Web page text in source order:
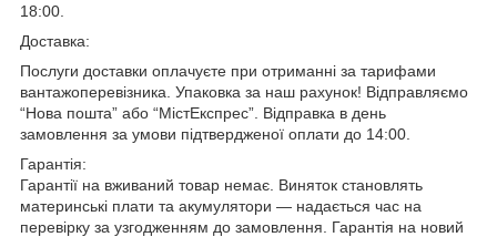
18:00.
Доставка:
Послуги доставки оплачуєте при отриманні за тарифами
вантажоперевізника. Упаковка за наш рахунок! Відправляємо
“Нова пошта” або “МістЕкспрес”. Відправка в день
замовлення за умови підтвердженої оплати до 14:00.
Гарантія:
Гарантії на вживаний товар немає. Виняток становлять
материнські плати та акумулятори — надається час на
перевірку за узгодженням до замовлення. Гарантія на новий